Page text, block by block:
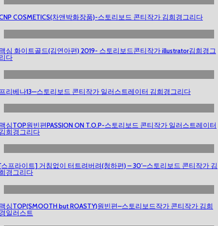
COSMETICS(차앤박화장품)-스토리보드 콘티작가 김희경그리다
심 화이트골드(김연아편) 2019- 스토리보드콘티작가 illustrator김희경그
다
리베나13—스토리보드 콘티작가 일러스트레이터 김희경그리다
심TOP원빈편PASSION ON T.O.P-스토리보드 콘티작가 일러스트레이터
희경그리다
프라이트] 거침없이 터트려버려(청하편) – 30′–스토리보드 콘티작가 김
경그리다
심TOP(SMOOTH but ROASTY)원빈편–스토리보드작가 콘티작가 김희
일러스트